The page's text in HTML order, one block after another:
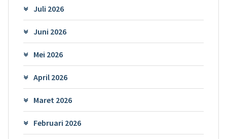
Juli 2026
Juni 2026
Mei 2026
April 2026
Maret 2026
Februari 2026